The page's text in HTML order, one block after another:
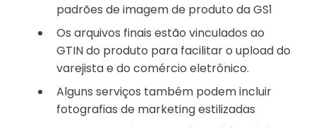
padrões de imagem de produto da GS1
Os arquivos finais estão vinculados ao
GTIN do produto para facilitar o upload do
varejista e do comércio eletrônico.
Alguns serviços também podem incluir
fotografias de marketing estilizadas